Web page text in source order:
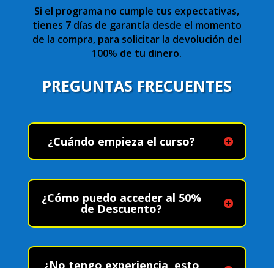
Si el programa no cumple tus expectativas,
tienes 7 días de garantía desde el momento
de la compra, para solicitar la devolución del
100% de tu dinero.
PREGUNTAS FRECUENTES
¿Cuándo empieza el curso?
¿Cómo puedo acceder al 50%
de Descuento?
¿No tengo experiencia, esto